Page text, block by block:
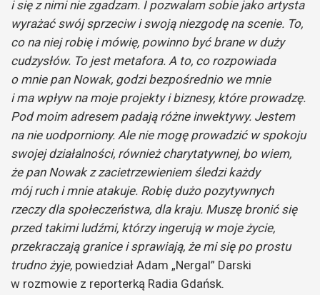
i się z nimi nie zgadzam. I pozwalam sobie jako artysta
wyrażać swój sprzeciw i swoją niezgodę na scenie. To,
co na niej robię i mówię, powinno być brane w duży
cudzysłów. To jest metafora. A to, co rozpowiada
o mnie pan Nowak, godzi bezpośrednio we mnie
i ma wpływ na moje projekty i biznesy, które prowadzę.
Pod moim adresem padają różne inwektywy. Jestem
na nie uodporniony. Ale nie mogę prowadzić w spokoju
swojej działalności, również charytatywnej, bo wiem,
że pan Nowak z zacietrzewieniem śledzi każdy
mój ruch i mnie atakuje. Robię dużo pozytywnych
rzeczy dla społeczeństwa, dla kraju. Muszę bronić się
przed takimi ludźmi, którzy ingerują w moje życie,
przekraczają granice i sprawiają, że mi się po prostu
trudno żyje, powiedział Adam „Nergal” Darski
w rozmowie z reporterką Radia Gdańsk.